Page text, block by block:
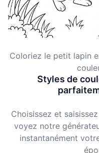
Coloriez le petit lapin
Styles de
Choisissez et
voyez notre
instantanément